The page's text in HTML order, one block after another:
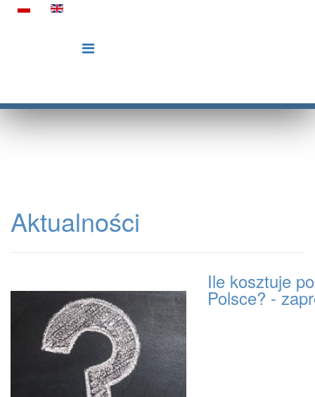
Aktualności
Ile kosztuje
Polsce? -